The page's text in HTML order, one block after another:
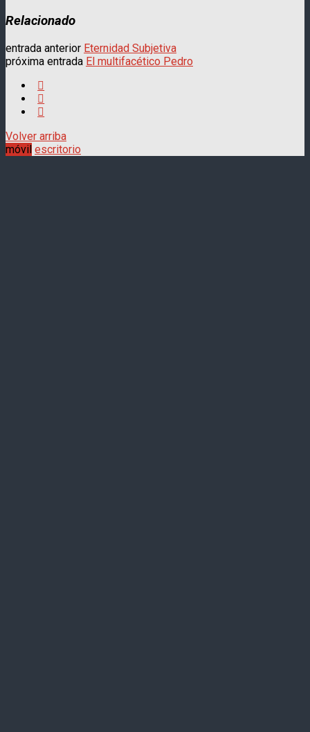
Relacionado
entrada anterior Eternidad Subjetiva
próxima entrada El multifacético Pedro
Volver arriba
móvil escritorio